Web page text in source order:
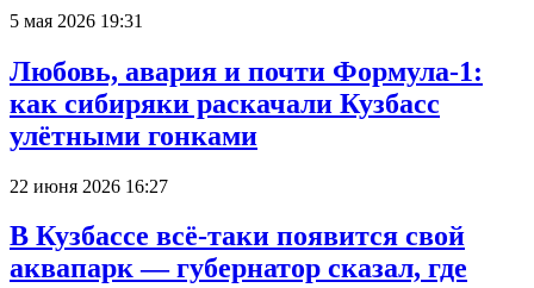
5 мая 2026 19:31
Любовь, авария и почти Формула-1:
как сибиряки раскачали Кузбасс
улётными гонками
22 июня 2026 16:27
В Кузбассе всё-таки появится свой
аквапарк — губернатор сказал, где